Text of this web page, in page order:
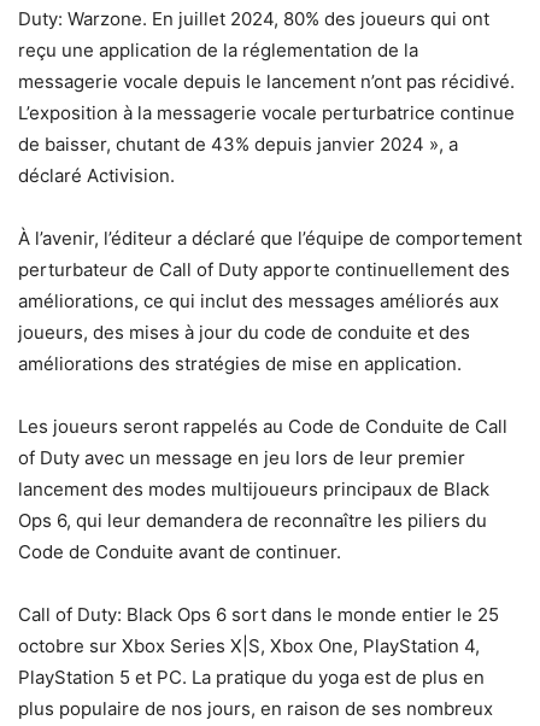
Duty: Warzone. En juillet 2024, 80% des joueurs qui ont
reçu une application de la réglementation de la
messagerie vocale depuis le lancement n’ont pas récidivé.
L’exposition à la messagerie vocale perturbatrice continue
de baisser, chutant de 43% depuis janvier 2024 », a
déclaré Activision.
À l’avenir, l’éditeur a déclaré que l’équipe de comportement
perturbateur de Call of Duty apporte continuellement des
améliorations, ce qui inclut des messages améliorés aux
joueurs, des mises à jour du code de conduite et des
améliorations des stratégies de mise en application.
Les joueurs seront rappelés au Code de Conduite de Call
of Duty avec un message en jeu lors de leur premier
lancement des modes multijoueurs principaux de Black
Ops 6, qui leur demandera de reconnaître les piliers du
Code de Conduite avant de continuer.
Call of Duty: Black Ops 6 sort dans le monde entier le 25
octobre sur Xbox Series X|S, Xbox One, PlayStation 4,
PlayStation 5 et PC. La pratique du yoga est de plus en
plus populaire de nos jours, en raison de ses nombreux